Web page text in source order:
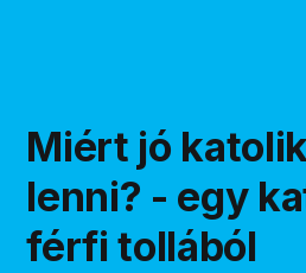
Miért jó
lenni? - egy
férfi tollából